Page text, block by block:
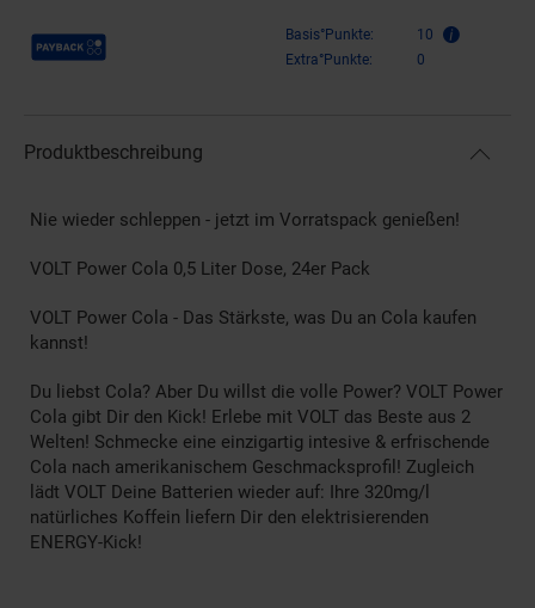
Payback Punkte Basis°Punkte:
10
Extra°Punkte:
0
Produktbeschreibung
Nie wieder schleppen - jetzt im Vorratspack genießen!
VOLT Power Cola 0,5 Liter Dose, 24er Pack
VOLT Power Cola - Das Stärkste, was Du an Cola kaufen
kannst!
Du liebst Cola? Aber Du willst die volle Power? VOLT Power
Cola gibt Dir den Kick! Erlebe mit VOLT das Beste aus 2
Welten! Schmecke eine einzigartig intesive & erfrischende
Cola nach amerikanischem Geschmacksprofil! Zugleich
lädt VOLT Deine Batterien wieder auf: Ihre 320mg/l
natürliches Koffein liefern Dir den elektrisierenden
ENERGY-Kick!